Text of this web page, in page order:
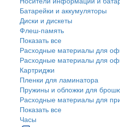
Батарейки и аккумуляторы
Диски и дискеты
Флеш-память
Показать все
Расходные материалы для
Расходные материалы для
Картриджи
Пленки для ламинатора
Пружины и обложки для
Расходные материалы для
Показать все
Часы